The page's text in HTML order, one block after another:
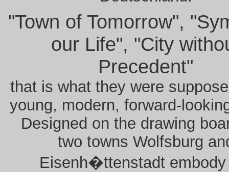
"Town of Tomorrow",
our Life", "City
Precedent"
that is what they were
young, modern, forward-
Designed on the drawing
two towns Wolfsburg
Eisenh�ttenstadt embody